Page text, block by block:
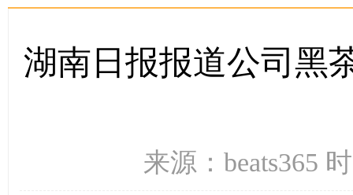
湖南日报报道公司黑
来源：beats365